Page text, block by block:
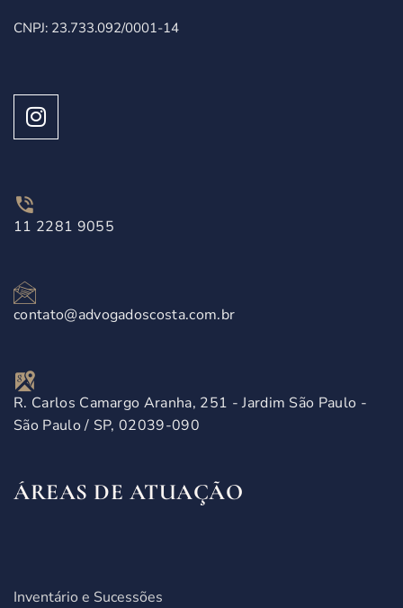
CNPJ: 23.733.092/0001-14
11 2281 9055
contato@advogadoscosta.com.br
R. Carlos Camargo Aranha, 251 - Jardim São Paulo -
São Paulo / SP, 02039-090
ÁREAS DE ATUAÇÃO
Inventário e Sucessões